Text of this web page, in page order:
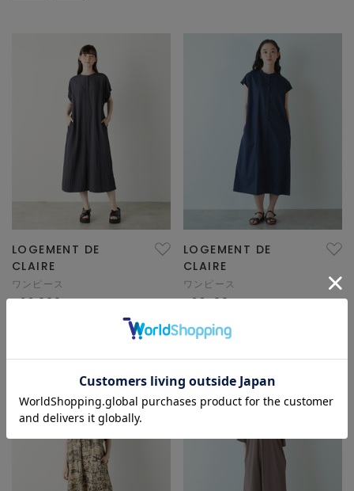
LOGEMENT DE
CLAIRE
ワンピース
¥22,000
LOGEMENT DE
CLAIRE
ワンピース
¥23,100
×10pt